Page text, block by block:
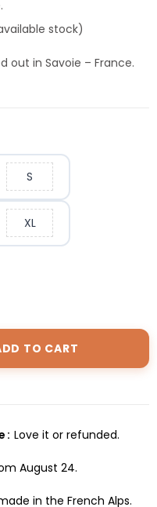
stock)
out in Savoie – France.
S
XL
TO CART
Love it or refunded.
August 24.
in the French Alps.